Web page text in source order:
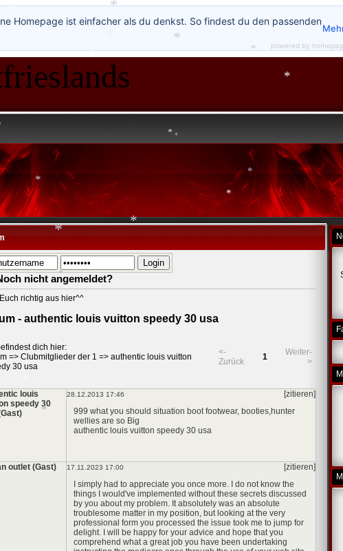
nicht angemeldet?
richtig aus hier^^
- authentic louis vuitton speedy 30 usa
dich hier:
=> Clubmitglieder der 1 => authentic louis vuitton
30 usa
<-
Zurück
1
Weiter-
>
louis
speedy 30
28.12.2013 17:46
[zitieren]
999 what you should situation boot footwear, booties,hunter
wellies are so Big
authentic louis vuitton speedy 30 usa
outlet (Gast) 17.11.2023 17:00
[zitieren]
I simply had to appreciate you once more. I do not know the
things I would've implemented without these secrets discussed
by you about my problem. It absolutely was an absolute
troublesome matter in my position, but looking at the very
professional form you processed the issue took me to jump for
delight. I will be happy for your advice and hope that you
comprehend what a great job you have been undertaking
Homepage ist einfacher als du denkst. So findest du den passenden
powered by
*
*
*
*
*
*
*
*
*
*